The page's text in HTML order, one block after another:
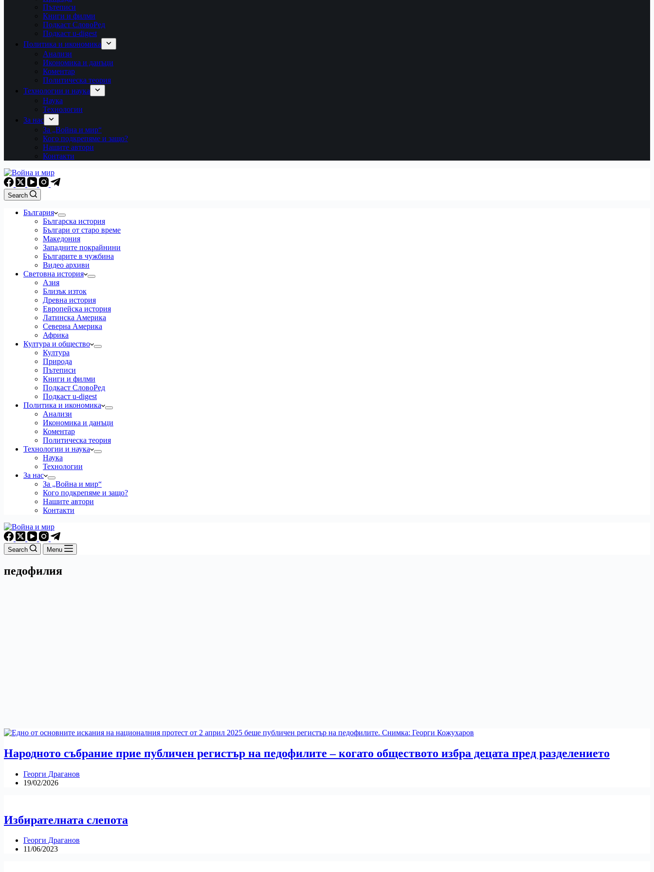
Пътеписи
Книги и филми
Подкаст СловоРед
Подкаст u-digest
Политика и икономика
Анализи
Икономика и данъци
Коментар
Политическа теория
Технологии и наука
Наука
Технологии
За нас
За „Война и мир“
Кого подкрепяме и защо?
Нашите автори
Контакти
Search
България
Българска история
Българи от старо време
Македония
Западните покрайнини
Българите в чужбина
Видео архиви
Световна история
Азия
Близък изток
Древна история
Европейска история
Латинска Америка
Северна Америка
Африка
Култура и общество
Култура
Природа
Пътеписи
Книги и филми
Подкаст СловоРед
Подкаст u-digest
Политика и икономика
Анализи
Икономика и данъци
Коментар
Политическа теория
Технологии и наука
Наука
Технологии
За нас
За „Война и мир“
Кого подкрепяме и защо?
Нашите автори
Контакти
Search Menu
педофилия
Народното събрание прие публичен регистър на педофилите – когато обществото избра децата пред разделението
Георги Драганов
19/02/2026
Избирателната слепота
Георги Драганов
11/06/2023